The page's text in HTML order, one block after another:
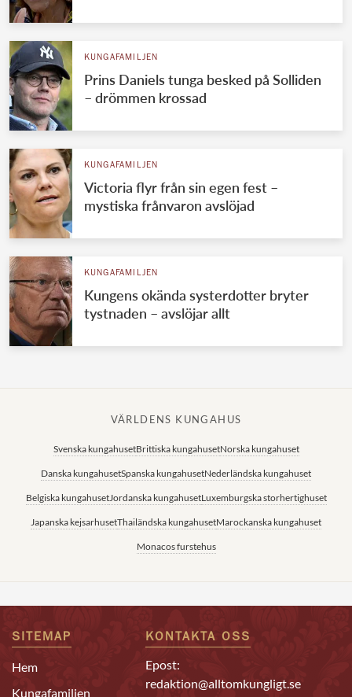
KUNGAFAMILJEN
Prins Daniels tunga besked på Solliden
– drömmen krossad
KUNGAFAMILJEN
Victoria flyr från sin egen fest –
mystiska frånvaron avslöjad
KUNGAFAMILJEN
Kungens okända systerdotter bryter
tystnaden – avslöjar allt
VÄRLDENS KUNGAHUS
Svenska kungahusetBrittiska kungahusetNorska kungahuset
Danska kungahusetSpanska kungahusetNederländska kungahuset
Belgiska kungahusetJordanska kungahusetLuxemburgska storhertighuset
Japanska kejsarhusetThailändska kungahusetMarockanska kungahuset
Monacos furstehus
SITEMAP
Hem
Kungafamiljen
KONTAKTA OSS
Epost:
redaktion@alltomkungligt.se